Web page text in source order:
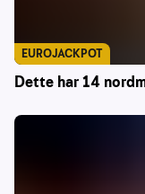
Dette har 14
EUROJACKPOT